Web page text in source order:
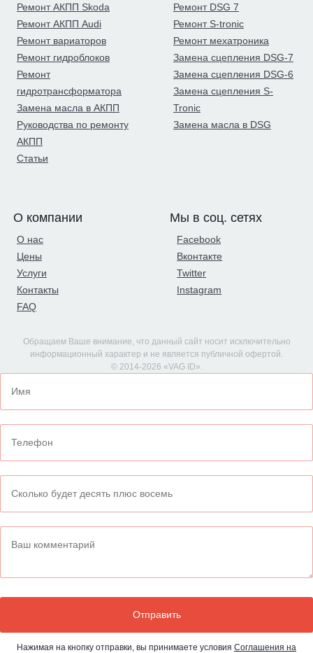
Ремонт АКПП Skoda
Ремонт АКПП Audi
Ремонт вариаторов
Ремонт гидроблоков
Ремонт
гидротрансформатора
Замена масла в АКПП
Руководства по ремонту
АКПП
Статьи
Ремонт DSG 7
Ремонт S-tronic
Ремонт мехатроника
Замена сцепления DSG-7
Замена сцепления DSG-6
Замена сцепления S-
Tronic
Замена масла в DSG
О компании
О нас
Цены
Услуги
Контакты
FAQ
Мы в соц. сетях
Facebook
Вконтакте
Twitter
Instagram
Обращаем Ваше внимание, что данный сайт носит исключительно
информационный характер и не является публичной офертой.
© 2014-2026 «VAG ID».
Нажимая на кнопку отправки, вы принимаете условия Соглашения на